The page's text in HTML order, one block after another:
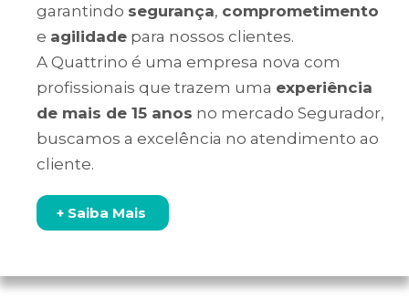
garantindo segurança, comprometimento
e agilidade para nossos clientes.
A Quattrino é uma empresa nova com
profissionais que trazem uma experiência
de mais de 15 anos no mercado Segurador,
buscamos a excelência no atendimento ao
cliente.
+ Saiba Mais